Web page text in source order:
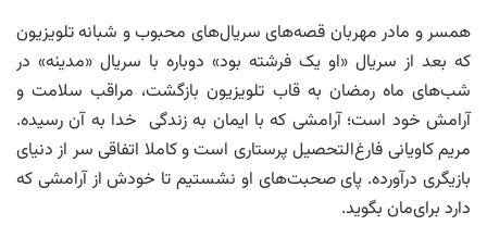
همسر و مادر مهربان قصه‌های سریال‌های محبوب و شبانه تلویزیون
که بعد از سریال «او یک فرشته بود» دوباره با سریال «مدینه» در
شب‌های ماه رمضان به قاب تلویزیون بازگشت، مراقب سلامت و
آرامش خود است؛ آرامشی که با ایمان به زندگی خدا به آن رسیده.
مریم کاویانی فارغ‌التحصیل پرستاری است و کاملا اتفاقی سر از دنیای
بازیگری درآورده. پای صحبت‌های او نشستیم تا خودش از آرامشی که
دارد برای‌مان بگوید.